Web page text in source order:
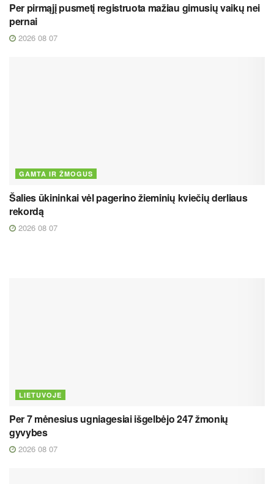
Per pirmąjį pusmetį registruota mažiau gimusių vaikų nei
pernai
2026 08 07
GAMTA IR ŽMOGUS
Šalies ūkininkai vėl pagerino žieminių kviečių derliaus
rekordą
2026 08 07
LIETUVOJE
Per 7 mėnesius ugniagesiai išgelbėjo 247 žmonių
gyvybes
2026 08 07